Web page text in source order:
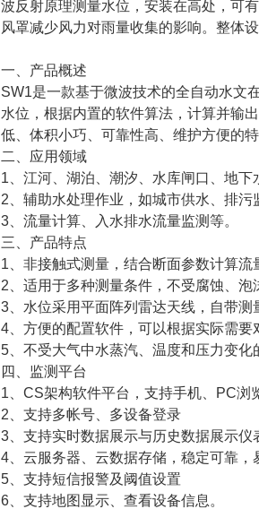
波反射原理测量水位，安装在高处，可
风罩减少风力对雨量收集的影响。整体
一、产品概述
SW1是一款基于微波技术的全自动水文
水位，根据内置的软件算法，计算并输
低、体积小巧、可靠性高、维护方便的
二、应用领域
1、江河、湖泊、潮汐、水库闸口、地下
2、辅助水处理作业，如城市供水、排污
3、流量计算、入水排水流量监测等。
三、产品特点
1、非接触式测量，结合断面参数计算流
2、适用于多种测量条件，不受腐蚀、泡
3、水位采用平面阵列雷达天线，自带测
4、方便的配置软件，可以根据实际需要
5、不受大气中水蒸汽、温度和压力变化
四、监测平台
1、CS架构软件平台，支持手机、PC浏
2、支持多帐号、多设备登录
3、支持实时数据展示与历史数据展示仪
4、云服务器、云数据存储，稳定可靠，
5、支持短信报警及阈值设置
6、支持地图显示、查看设备信息。